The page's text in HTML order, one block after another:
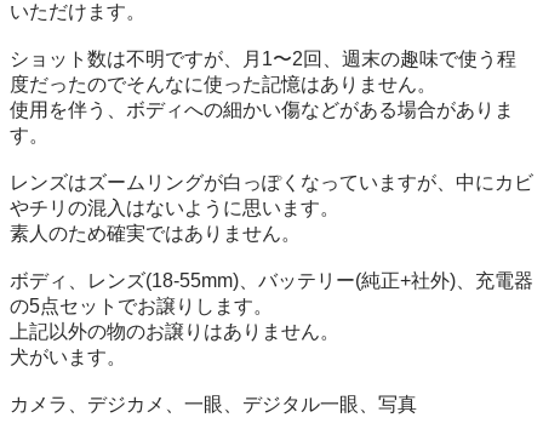
いただけます。
ショット数は不明ですが、月1〜2回、週末の趣味で使う程
度だったのでそんなに使った記憶はありません。
使用を伴う、ボディへの細かい傷などがある場合がありま
す。
レンズはズームリングが白っぽくなっていますが、中にカビ
やチリの混入はないように思います。
素人のため確実ではありません。
ボディ、レンズ(18-55mm)、バッテリー(純正+社外)、充電器
の5点セットでお譲りします。
上記以外の物のお譲りはありません。
犬がいます。
カメラ、デジカメ、一眼、デジタル一眼、写真